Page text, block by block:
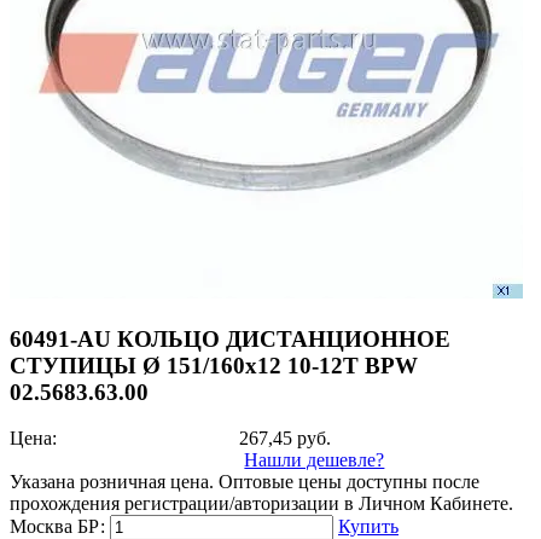
60491-AU КОЛЬЦО ДИСТАНЦИОННОЕ
СТУПИЦЫ Ø 151/160x12 10-12T BPW
02.5683.63.00
Цена: 267,45руб.
Нашли дешевле?
Указана розничная цена. Оптовые цены доступны после
прохождения регистрации/авторизации в Личном Кабинете.
Москва БР:
Купить